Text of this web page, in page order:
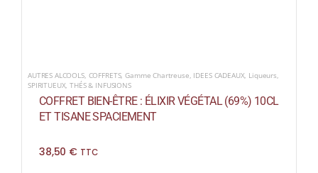
AUTRES ALCOOLS, COFFRETS,Gamme Chartreuse IDEES CADEAUX Liqueurs
SPIRITUEUX ,THÉS & INFUSIONS
COFFRET BIEN-ÊTRE : ÉLIXIR VÉGÉTAL (69%) 10CL
ET TISANE SPACIEMENT
38,50 € TTC